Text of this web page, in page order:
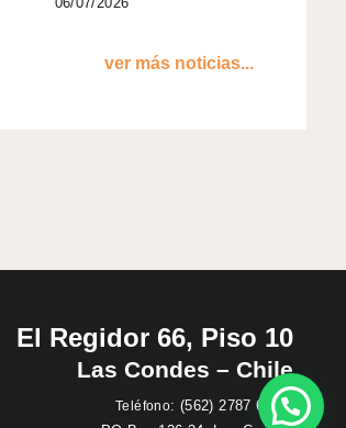
ver más noticias...
El Regidor 66, Piso 10
Las Condes – Chile
Teléfono: (562) 2787 60 00